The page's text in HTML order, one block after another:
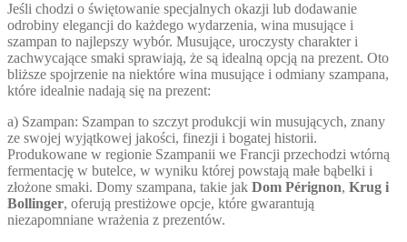
Jeśli chodzi o świętowanie specjalnych okazji lub dodawanie
odrobiny elegancji do każdego wydarzenia, wina musujące i
szampan to najlepszy wybór. Musujące, uroczysty charakter i
zachwycające smaki sprawiają, że są idealną opcją na prezent. Oto
bliższe spojrzenie na niektóre wina musujące i odmiany szampana,
które idealnie nadają się na prezent:
a) Szampan: Szampan to szczyt produkcji win musujących, znany
ze swojej wyjątkowej jakości, finezji i bogatej historii.
Produkowane w regionie Szampanii we Francji przechodzi wtórną
fermentację w butelce, w wyniku której powstają małe bąbelki i
złożone smaki. Domy szampana, takie jak Dom Pérignon, Krug i
Bollinger, oferują prestiżowe opcje, które gwarantują
niezapomniane wrażenia z prezentów.